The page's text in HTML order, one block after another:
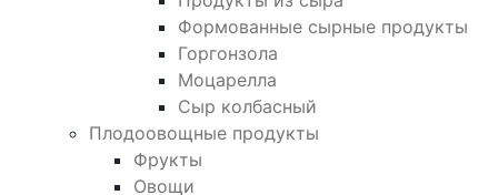
Формованные сырные продукты
Горгонзола
Моцарелла
Сыр колбасный
Плодоовощные продукты
Фрукты
Овощи